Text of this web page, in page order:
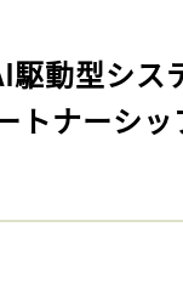
駆動型シ
トナーシ